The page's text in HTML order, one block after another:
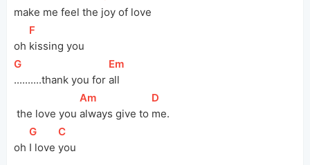
make me feel the joy of love
oh
[F
kissing you
[
G
..........thank you for
[Em
all
the love you
[
Am
always give to
[D
me.
oh
[
G
I love
[
C
you